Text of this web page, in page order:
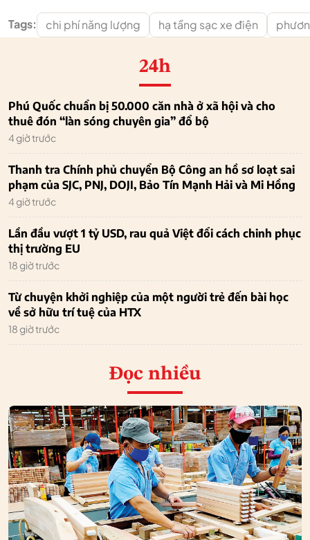
Tags: chi phí năng lượng hạ tầng sạc xe điện
24h
Phú Quốc chuẩn bị 50.000 căn nhà ở xã hội và cho
thuê đón “làn sóng chuyên gia” đổ bộ
4 giờ trước
Thanh tra Chính phủ chuyển Bộ Công an hồ sơ loạt sai
phạm của SJC, PNJ, DOJI, Bảo Tín Mạnh Hải và Mi Hồng
4 giờ trước
Lần đầu vượt 1 tỷ USD, rau quả Việt đổi cách chinh phục
thị trường EU
18 giờ trước
Từ chuyện khởi nghiệp của một người trẻ đến bài học
về sở hữu trí tuệ của HTX
18 giờ trước
Đọc nhiều